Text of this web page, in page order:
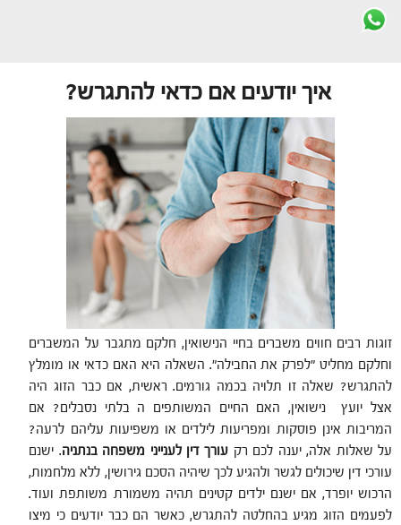
איך יודעים אם כדאי להתגרש?
זוגות רבים חווים משברים בחיי הנישואין, חלקם מתגבר על המשברים
וחלקם מחליט "לפרק את החבילה". השאלה היא האם כדאי או מומלץ
להתגרש? שאלה זו תלויה בכמה גורמים. ראשית, אם כבר הזוג היה
אצל יועץ נישואין, האם החיים המשותפים ה בלתי נסבלים? אם
המריבות אינן פוסקות ומפריעות לילדים או משפיעות עליהם לרעה?
על שאלות אלה, יענה לכם רק עורך דין לענייני משפחה בנתניה. ישנם
עורכי דין שיכולים לגשר ולהגיע לכך שיהיה הסכם גירושין, ללא מלחמות,
הרכוש יופרד, אם ישנם ילדים קטינים תהיה משמורת משותפת ועוד.
לפעמים הזוג מגיע בהחלטה להתגרש, כאשר הם כבר יודעים כי מיצו